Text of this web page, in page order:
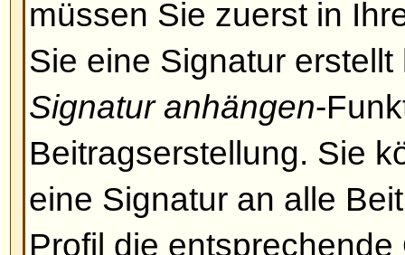
zerstören oder andere
Falls HTML aktiviert wurde,
manuell für jeden Beitrag
Schreiben die entsprechende
Nach oben
Was sind Smilies?
Smilies sind kleine Bilder, die